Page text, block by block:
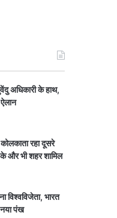
अधिकारी के हाथ,
रहा दूसरे
और भी शहर शामिल
विश्वविजेता, भारत
पंख